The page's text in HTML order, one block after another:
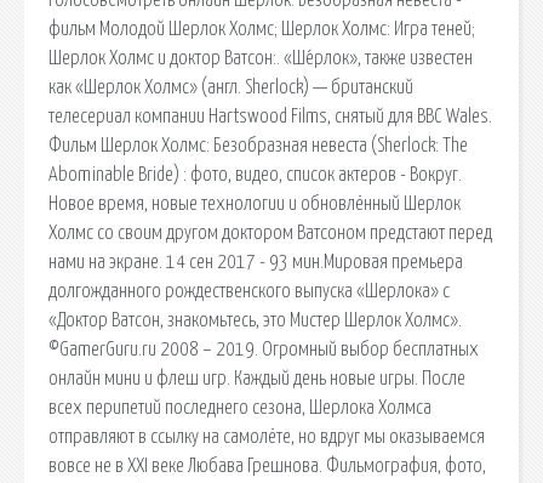
фильм Молодой Шерлок Холмс; Шерлок Холмс: Игра теней;
Шерлок Холмс и доктор Ватсон:. «Ше́рлок», также известен
как «Шерлок Холмс» (англ. Sherlock) — британский
телесериал компании Hartswood Films, снятый для BBC Wales.
Фильм Шерлок Холмс: Безобразная невеста (Sherlock: The
Abominable Bride) : фото, видео, список актеров - Вокруг.
Новое время, новые технологии и обновлённый Шерлок
Холмс со своим другом доктором Ватсоном предстают перед
нами на экране. 14 сен 2017 - 93 мин.Мировая премьера
долгожданного рождественского выпуска «Шерлока» с
«Доктор Ватсон, знакомьтесь, это Мистер Шерлок Холмс».
©GamerGuru.ru 2008 – 2019. Огромный выбор бесплатных
онлайн мини и флеш игр. Каждый день новые игры. После
всех перипетий последнего сезона, Шерлока Холмса
отправляют в ссылку на самолёте, но вдруг мы оказываемся
вовсе не в XXI веке Любава Грешнова. Фильмография, фото,